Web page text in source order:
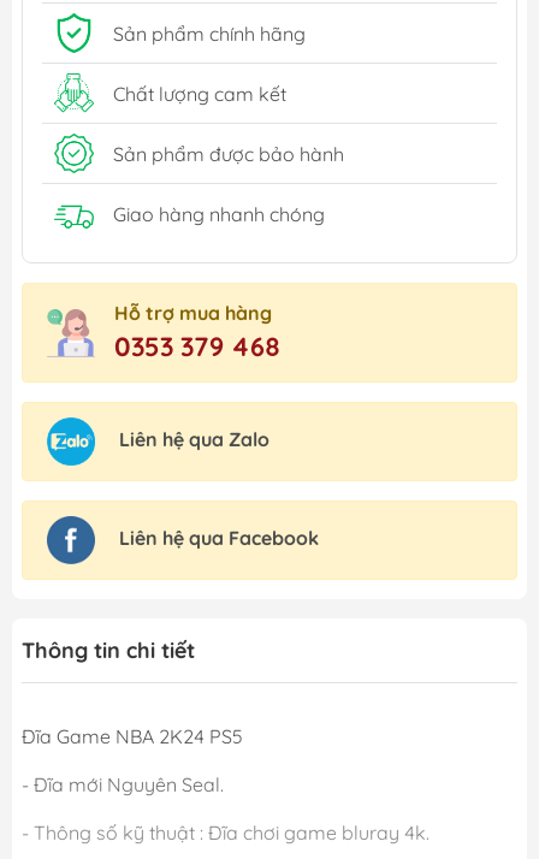
Sản phẩm chính hãng
Chất lượng cam kết
Sản phẩm được bảo hành
Giao hàng nhanh chóng
Hỗ trợ mua hàng
0353 379 468
Liên hệ qua Zalo
Liên hệ qua Facebook
Thông tin chi tiết
Đĩa Game NBA 2K24 PS5
- Đĩa mới Nguyên Seal.
- Thông số kỹ thuật : Đĩa chơi game bluray 4k.